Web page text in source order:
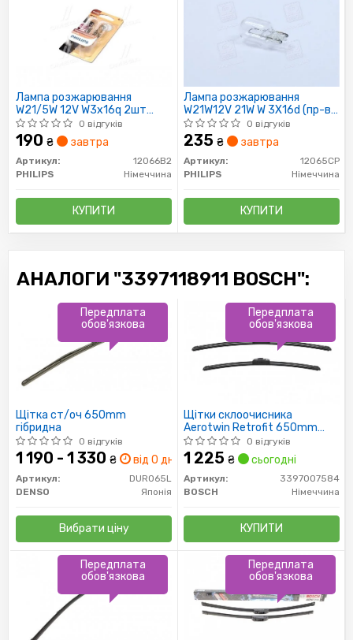
Лампа розжарювання
W21/5W 12V W3x16q 2шт
bliste VISION (пр-во Philips)
0 відгуків
190 ₴ завтра
Артикул:
12066B2
PHILIPS
Німеччина
КУПИТИ
Лампа розжарювання
W21W12V 21W W 3X16d (пр-во
Philips)
0 відгуків
235 ₴ завтра
Артикул:
12065CP
PHILIPS
Німеччина
КУПИТИ
АНАЛОГИ "3397118911 BOSCH":
Щітка ст/оч 650mm
гібридна
0 відгуків
1 190 - 1 330 ₴ від 0 дн.
Артикул:
DUR065L
DENSO
Японія
Вибрати ціну
Передплата
обов'язкова
Щітки склоочисника
Aerotwin Retrofit 650mm
Ford Transit 2.4TDCi 00-
0 відгуків
1 225 ₴ сьогодні
Артикул:
3397007584
BOSCH
Німеччина
КУПИТИ
Передплата
обов'язкова
Передплата
обов'язкова
Передплата
обов'язкова